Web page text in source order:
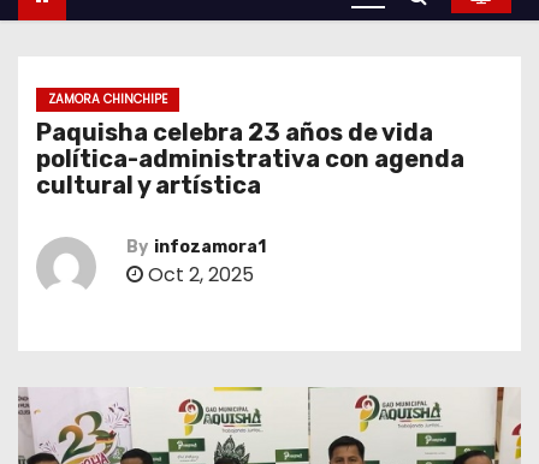
e
ZAMORA CHINCHIPE
Paquisha celebra 23 años de vida
política-administrativa con agenda
cultural y artística
By infozamora1
Oct 2, 2025